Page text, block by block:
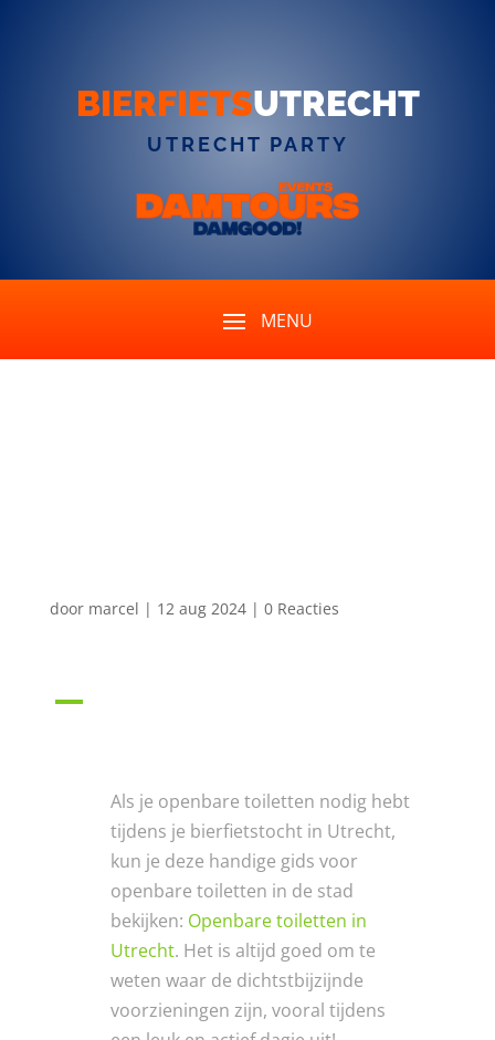
BIERFIETSUTRECHT
UTRECHT PARTY
door marcel | 12 aug 2024| 0 Reacties
A
Als je openbare toiletten nodig hebt
tijdens je bierfietstocht in Utrecht,
kun je deze handige gids voor
openbare toiletten in de stad
bekijken: Openbare toiletten in
Utrecht. Het is altijd goed om te
weten waar de dichtstbijzijnde
voorzieningen zijn, vooral tijdens